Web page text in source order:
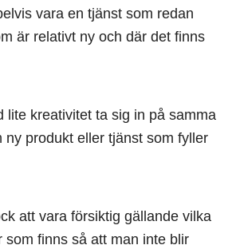
vara en tjänst som redan
är relativt ny och där det finns
lite kreativitet ta sig in på samma
ny produkt eller tjänst som fyller
att vara försiktig gällande vilka
som finns så att man inte blir